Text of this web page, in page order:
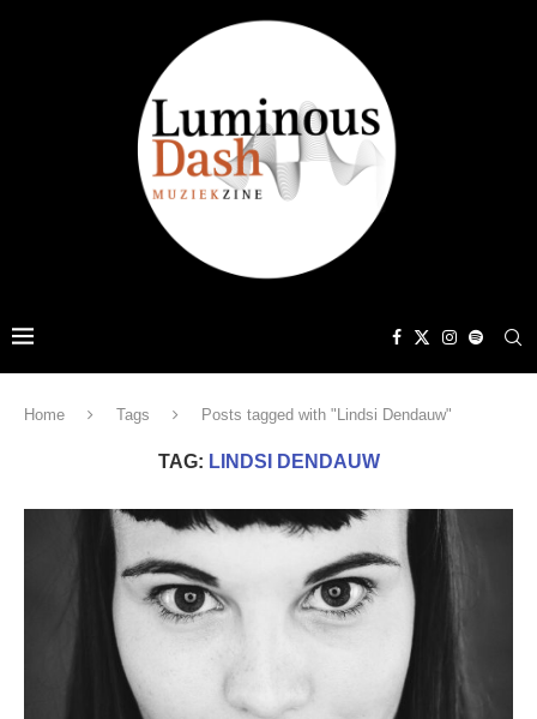
Home Tags Posts tagged with "Lindsi Dendauw"
TAG: LINDSI DENDAUW